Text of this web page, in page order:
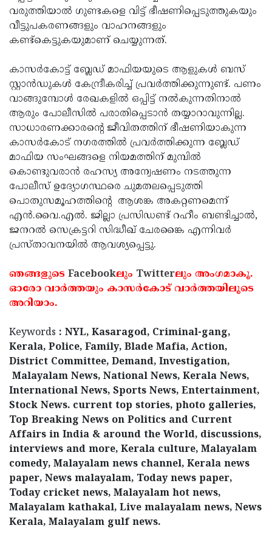
Updates
Assembly
Polls
Kerala
Local
Election
Look
2025
വരുത്തിയാല്‍ ഗുണ്ടകളെ വിട്ട് ഭീഷണിപ്പെടുത്തുകയും
വീട്ടുപകരണങ്ങളും വാഹനങ്ങളും
കണ്ട്‌കെട്ടുകയുമാണ് ചെയ്യുന്നത്.
കാസര്‍കോട്ട് ബ്ലേഡ് മാഫിയയുടെ ആളുകള്‍ ബസ്
സ്റ്റാന്‍ഡുകള്‍ കേന്ദ്രീകരിച്ച് പ്രവര്‍ത്തിക്കുന്നുണ്ട്. പണം
വാങ്ങുമ്പോള്‍ രേഖകളില്‍ ഒപ്പിട്ട് നല്‍കുന്നതിനാല്‍
ആരും പോലീസില്‍ പരാതിപ്പെടാന്‍ തയ്യാറാവുന്നില്ല.
സാധാരണക്കാരന്റെ ജീവിതത്തിന് ഭീഷണിയാകുന്ന
കാസര്‍കോട് നഗരത്തില്‍ പ്രവര്‍ത്തിക്കുന്ന ബ്ലേഡ്
മാഫിയ സംഘങ്ങളെ നിയമത്തിന് മുമ്പില്‍
കൊണ്ടുവരാന്‍ രഹസ്യ അന്വേഷണം നടത്തുന്ന
പോലീസ് ഉദ്യോഗസ്ഥരെ ചുമതലപ്പെടുത്തി
പൊതുസമൂഹത്തിന്റെ ആശങ്ക അകറ്റണമെന്ന്
എന്‍.വൈ.എല്‍. ജില്ലാ പ്രസിഡണ്ട് റഹീം ബണ്ടിച്ചാല്‍,
ജനറല്‍ സെക്രട്ടറി സിദ്ധീഖ് ചേരങ്കൈ എന്നിവര്‍
പ്രസ്താവനയില്‍ ആവശ്യപ്പെട്ടു.
ഞങ്ങളുടെ Facebookലും Twitterലും അംഗമാകൂ.
ഓരോ വാര്‍ത്തയും കാസര്‍കോട് വാര്‍ത്തയിലൂടെ
അറിയാം.
Keywords : NYL, Kasaragod, Criminal-gang,
Kerala, Police, Family, Blade Mafia, Action,
District Committee, Demand, Investigation,
Malayalam News, National News, Kerala News,
International News, Sports News, Entertainment,
Stock News. current top stories, photo galleries,
Top Breaking News on Politics and Current
Affairs in India & around the World, discussions,
interviews and more, Kerala culture, Malayalam
comedy, Malayalam news channel, Kerala news
paper, News malayalam, Today news paper,
Today cricket news, Malayalam hot news,
Malayalam kathakal, Live malayalam news, News
Kerala, Malayalam gulf news.